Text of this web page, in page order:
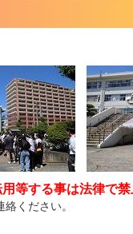
等する事は法律で禁
ください。